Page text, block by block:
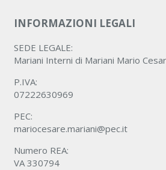
INFORMAZIONI LEGALI
SEDE LEGALE:
Mariani Interni di Mariani Mario
P.IVA:
07222630969
PEC:
mariocesare.mariani@pec.it
Numero REA:
VA 330794